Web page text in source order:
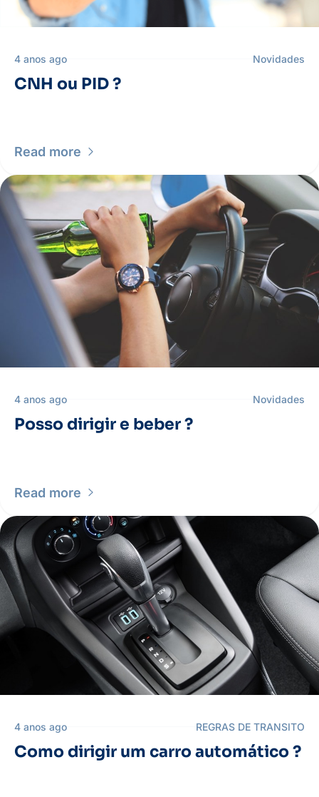
4 anos ago Novidades
CNH ou PID ?
Read more
4 anos ago Novidades
Posso dirigir e beber ?
Read more
4 anos ago REGRAS DE TRANSITO
Como dirigir um carro automático ?